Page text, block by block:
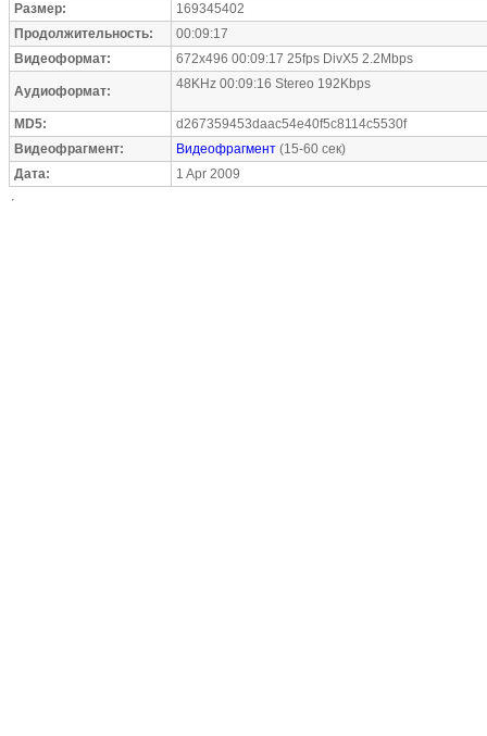
Размер:
169345402
Продолжительность:
00:09:17
Видеоформат:
672x496 00:09:17 25fps DivX5 2.2Mbps
Аудиоформат: 48KHz 00:09:16 Stereo 192Kbps
MD5:
d267359453daac54e40f5c8114c5530f
Видеофрагмент:
Видеофрагмент (15-60 сек)
Дата:
1 Apr 2009